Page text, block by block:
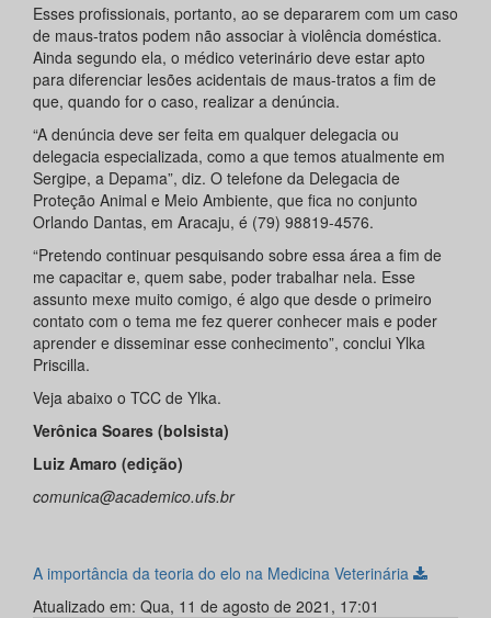
Esses profissionais, portanto, ao se depararem com um caso
de maus-tratos podem não associar à violência doméstica.
Ainda segundo ela, o médico veterinário deve estar apto
para diferenciar lesões acidentais de maus-tratos a fim de
que, quando for o caso, realizar a denúncia.
“A denúncia deve ser feita em qualquer delegacia ou
delegacia especializada, como a que temos atualmente em
Sergipe, a Depama”, diz. O telefone da Delegacia de
Proteção Animal e Meio Ambiente, que fica no conjunto
Orlando Dantas, em Aracaju, é (79) 98819-4576.
“Pretendo continuar pesquisando sobre essa área a fim de
me capacitar e, quem sabe, poder trabalhar nela. Esse
assunto mexe muito comigo, é algo que desde o primeiro
contato com o tema me fez querer conhecer mais e poder
aprender e disseminar esse conhecimento”, conclui Ylka
Priscilla.
Veja abaixo o TCC de Ylka.
Verônica Soares (bolsista)
Luiz Amaro (edição)
comunica@academico.ufs.br
A importância da teoria do elo na Medicina Veterinária
Atualizado em: Qua, 11 de agosto de 2021, 17:01